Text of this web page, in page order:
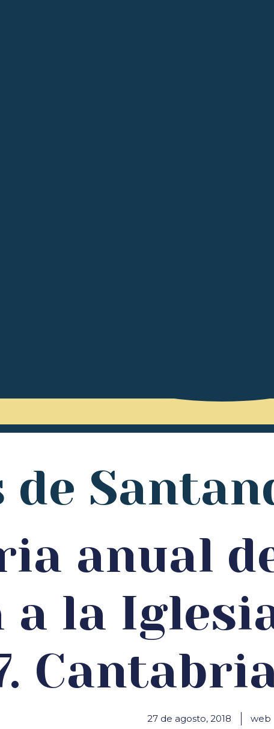
de
anual
a la
27 de agosto, 2018 web